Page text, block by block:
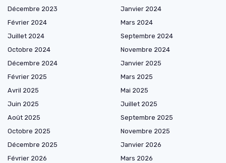
Décembre 2023
Janvier 2024
Février 2024
Mars 2024
Juillet 2024
Septembre 2024
Octobre 2024
Novembre 2024
Décembre 2024
Janvier 2025
Février 2025
Mars 2025
Avril 2025
Mai 2025
Juin 2025
Juillet 2025
Août 2025
Septembre 2025
Octobre 2025
Novembre 2025
Décembre 2025
Janvier 2026
Février 2026
Mars 2026